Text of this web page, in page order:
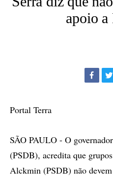
apoio a
Portal Terra
SÃO PAULO - O
(PSDB), acredita que
Alckmin (PSDB) não